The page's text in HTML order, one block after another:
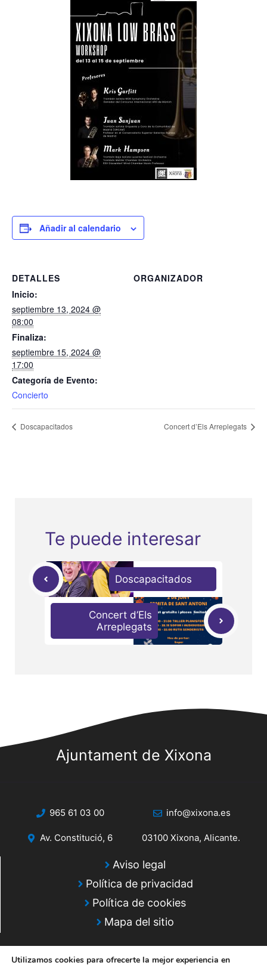
Añadir al calendario
DETALLES
Inicio:
septiembre 13, 2024 @
08:00
Finaliza:
septiembre 15, 2024 @
17:00
Categoría de Evento:
Concierto
ORGANIZADOR
Doscapacitados Concert d’Els Arreplegats
Te puede interesar
Doscapacitados
Concert d’Els
Arreplegats
Ajuntament de Xixona
965 61 03 00 info@xixona.es
Av. Constitució, 6 03100 Xixona, Alicante.
Aviso legal
Política de privacidad
Política de cookies
Mapa del sitio
Utilizamos cookies para ofrecerte la mejor experiencia en